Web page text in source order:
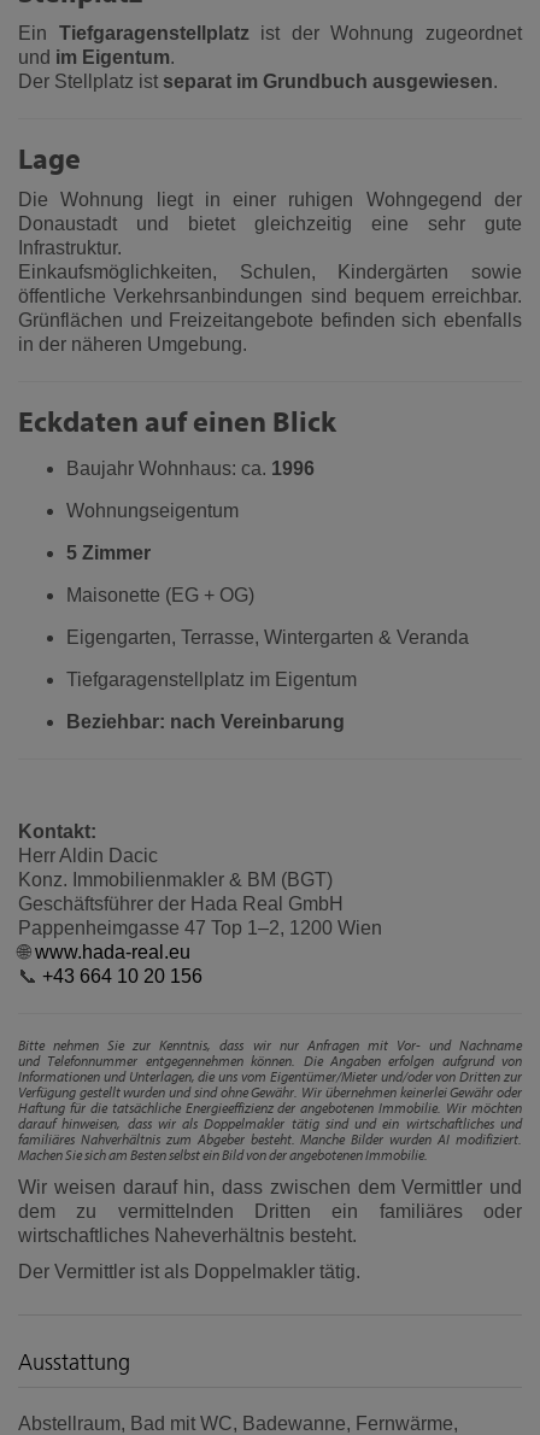
Ein Tiefgaragenstellplatz ist der Wohnung zugeordnet
und im Eigentum.
Der Stellplatz ist separat im Grundbuch ausgewiesen.
Lage
Die Wohnung liegt in einer ruhigen Wohngegend der
Donaustadt und bietet gleichzeitig eine sehr gute
Infrastruktur.
Einkaufsmöglichkeiten, Schulen, Kindergärten sowie
öffentliche Verkehrsanbindungen sind bequem erreichbar.
Grünflächen und Freizeitangebote befinden sich ebenfalls
in der näheren Umgebung.
Eckdaten auf einen Blick
Baujahr Wohnhaus: ca. 1996
Wohnungseigentum
5 Zimmer
Maisonette (EG + OG)
Eigengarten, Terrasse, Wintergarten & Veranda
Tiefgaragenstellplatz im Eigentum
Beziehbar: nach Vereinbarung
Kontakt:
Herr Aldin Dacic
Konz. Immobilienmakler & BM (BGT)
Geschäftsführer der Hada Real GmbH
Pappenheimgasse 47 Top 1–2, 1200 Wien
🌐www.hada-real.eu
📞 +43 664 10 20 156
Bitte nehmen Sie zur Kenntnis, dass wir nur Anfragen mit Vor- und Nachname
und Telefonnummer entgegennehmen können. Die Angaben erfolgen aufgrund von
Informationen und Unterlagen, die uns vom Eigentümer/Mieter und/oder von Dritten zur
Verfügung gestellt wurden und sind ohne Gewähr. Wir übernehmen keinerlei Gewähr oder
Haftung für die tatsächliche Energieeffizienz der angebotenen Immobilie. Wir möchten
darauf hinweisen, dass wir als Doppelmakler tätig sind und ein wirtschaftliches und
familiäres Nahverhältnis zum Abgeber besteht. Manche Bilder wurden AI modifiziert.
Machen Sie sich am Besten selbst ein Bild von der angebotenen Immobilie.
Wir weisen darauf hin, dass zwischen dem Vermittler und
dem zu vermittelnden Dritten ein familiäres oder
wirtschaftliches Naheverhältnis besteht.
Der Vermittler ist als Doppelmakler tätig.
Ausstattung
Abstellraum Bad mit WC Badewanne
Fernwärme